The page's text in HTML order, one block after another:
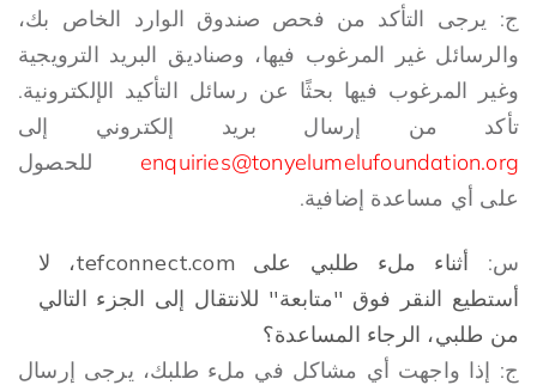
ج: يرجى التأكد من فحص صندوق الوارد الخاص بك،
والرسائل غير المرغوب فيها، وصناديق البريد الترويجية
وغير المرغوب فيها بحثًا عن رسائل التأكيد الإلكترونية.
تأكد من إرسال بريد إلكتروني إلى
enquiries@tonyelumelufoundation.org للحصول
على أي مساعدة إضافية.
س:
أثناء ملء طلبي على tefconnect.com، لا
أستطيع النقر فوق ''متابعة'' للانتقال إلى الجزء التالي
من طلبي، الرجاء المساعدة؟
ج: إذا واجهت أي مشاكل في ملء طلبك، يرجى إرسال